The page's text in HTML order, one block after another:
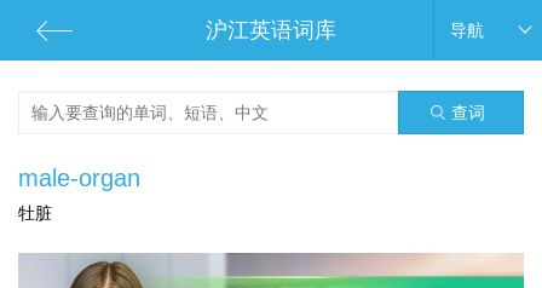
沪江英语词库 导航
查词
male-organ
牡脏